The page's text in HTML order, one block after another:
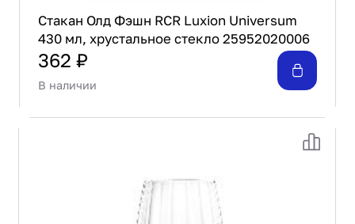
Стакан Олд Фэшн RCR Luxion Universum
430 мл, хрустальное стекло 25952020006
362 ₽
В наличии